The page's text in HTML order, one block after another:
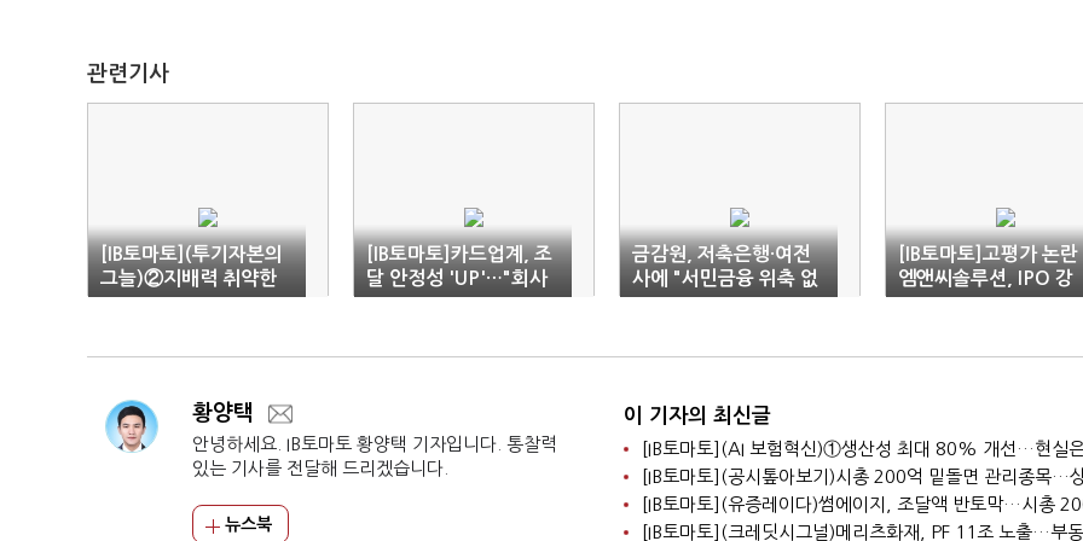
관련기사
[IB토마토](투기자본의
그늘)②지배력 취약한
기업 타깃…방어책 도입
[IB토마토]카드업계, 조
달 안정성 'UP'…"회사
채 비중 늘어"
금감원, 저축은행·여전
사에 "서민금융 위축 없
어야"
[IB토마토]고평가 논란
엠앤씨솔루션, IPO 강
행…대주주 엑시트 노
황양택
안녕하세요. IB토마토 황양택 기자입니다. 통찰력
있는 기사를 전달해 드리겠습니다.
뉴스북
이 기자의 최신글